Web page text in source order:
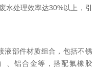
水处理效率达30%以上，引
液部件材质组合，包括不锈
、铝合金等，搭配氟橡胶